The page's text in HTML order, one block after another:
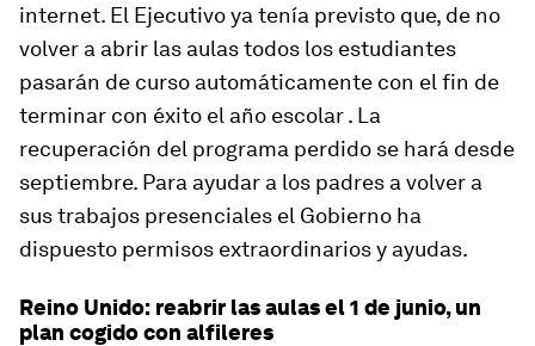
internet. El Ejecutivo ya tenía previsto que, de no
volver a abrir las aulas todos los estudiantes
pasarán de curso automáticamente con el fin de
terminar con éxito el año escolar . La
recuperación del programa perdido se hará desde
septiembre. Para ayudar a los padres a volver a
sus trabajos presenciales el Gobierno ha
dispuesto permisos extraordinarios y ayudas.
Reino Unido: reabrir las aulas el 1 de junio, un
plan cogido con alfileres